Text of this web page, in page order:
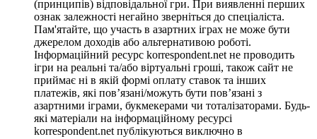
(принципів) відповідальної гри. При виявленні перших
ознак залежності негайно зверніться до спеціаліста.
Пам'ятайте, що участь в азартних іграх не може бути
джерелом доходів або альтернативою роботі.
Інформаційний ресурс korrespondent.net не проводить
ігри на реальні та/або віртуальні гроші, також сайт не
приймає ні в якій формі оплату ставок та інших
платежів, які пов’язані/можуть бути пов’язані з
азартними іграми, букмекерами чи тоталізаторами. Будь-
які матеріали на інформаційному ресурсі
korrespondent.net публікуються виключно в